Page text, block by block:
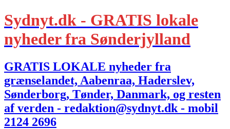
Sydnyt.dk - GRATIS lokale
nyheder fra Sønderjylland
GRATIS LOKALE nyheder fra
grænselandet, Aabenraa, Haderslev,
Sønderborg, Tønder, Danmark, og resten
af verden - redaktion@sydnyt.dk - mobil
2124 2696